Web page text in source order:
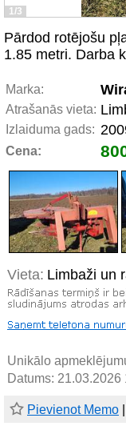
1/3
Pārdod rotējošu
1.85 metri. Darba
Marka:
Atrašanās vieta:
Izlaiduma gads:
Cena:
Vieta: Limbaži un
Unikālo
Datums: 21.03.2026
Pievienot Memo